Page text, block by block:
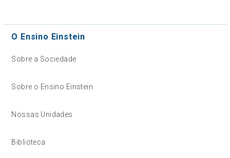
O Ensino Einstein
Sobre a Sociedade
Sobre o Ensino Einstein
Nossas Unidades
Biblioteca